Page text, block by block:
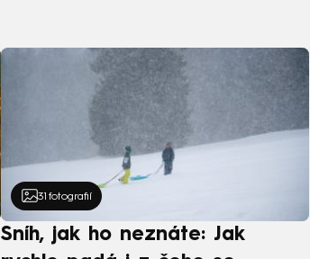
31 fotografií
Sníh, jak ho neznáte: Jak